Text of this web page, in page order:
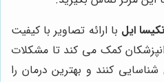
ایل با ارائه تصاویر با کیفیت
کمک می کند تا مشکلات
کنند و بهترین درمان را